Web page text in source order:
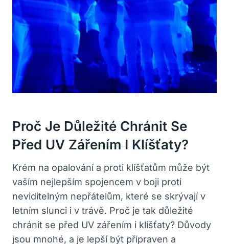
Proč Je Důležité Chránit Se
Před UV Zářením I Klíšťaty?
Krém na opalování a proti klíšťatům může být
vaším nejlepším spojencem v boji proti
neviditelným nepřátelům, které se skrývají v
letním slunci i v trávě. Proč je tak důležité
chránit se před UV zářením i klíšťaty? Důvody
jsou mnohé, a je lepší být připraven a